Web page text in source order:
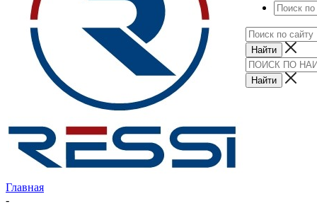
Главная
-